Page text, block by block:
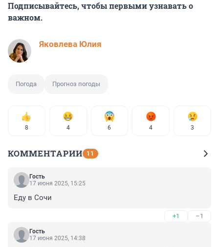
Подписывайтесь, чтобы первыми узнавать о
важном.
Яковлева Юлия
Погода Прогноз погоды
8 4 6 4 3
КОММЕНТАРИИ 11
Гость
17 июня 2025, 15:25
Еду в Сочи
+1 –1
Гость
17 июня 2025, 14:38